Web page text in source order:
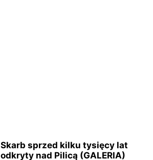
Skarb sprzed kilku tysięcy lat
odkryty nad Pilicą (GALERIA)